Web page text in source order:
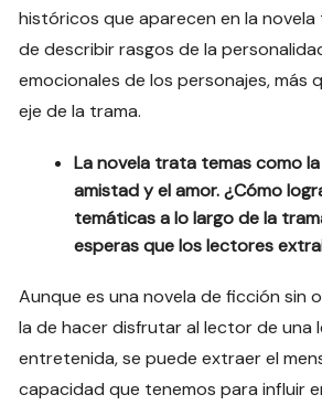
históricos que aparecen en la novela
de describir rasgos de la
emocionales de los personajes, más
eje de la trama.
La novela trata temas como
amistad y el amor. ¿Cómo
temáticas a lo largo de la
esperas que los lectores
Aunque es una novela de ficción sin
la de hacer disfrutar al lector de una
entretenida, se puede extraer el
capacidad que tenemos para influir